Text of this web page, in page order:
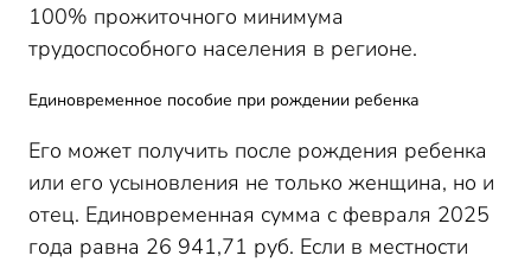
100% прожиточного минимума
трудоспособного населения в регионе.
Единовременное пособие при рождении ребенка
Его может получить после рождения ребенка
или его усыновления не только женщина, но и
отец. Единовременная сумма с февраля 2025
года равна 26 941,71 руб. Если в местности